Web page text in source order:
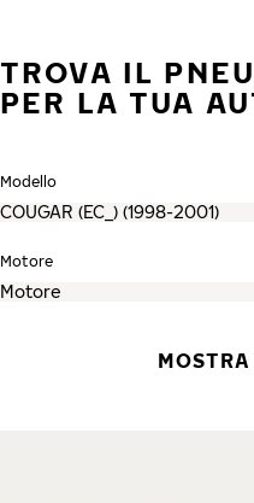
TROVA IL
PER LA TUA
Modello
Motore